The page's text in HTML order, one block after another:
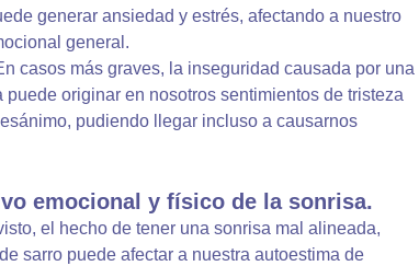
generar ansiedad y estrés, afectando a nuestro
general.
casos más graves, la inseguridad causada por una
puede originar en nosotros sentimientos de tristeza
pudiendo llegar incluso a causarnos
emocional y físico de la sonrisa.
el hecho de tener una sonrisa mal alineada,
sarro puede afectar a nuestra autoestima de